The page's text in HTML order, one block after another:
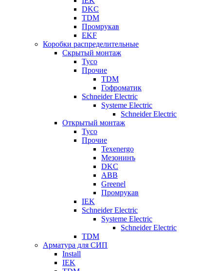
DKC
TDM
Промрукав
EKF
Коробки распределительные
Скрытый монтаж
Tyco
Прочие
TDM
Гофроматик
Schneider Electric
Systeme Electric
Schneider Electric
Открытый монтаж
Tyco
Прочие
Texenergo
Мезонинъ
DKC
ABB
Greenel
Промрукав
IEK
Schneider Electric
Systeme Electric
Schneider Electric
TDM
Арматура для СИП
Install
IEK